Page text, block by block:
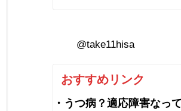
@take11hisa
おすすめリンク
・うつ病？適応障害なっ